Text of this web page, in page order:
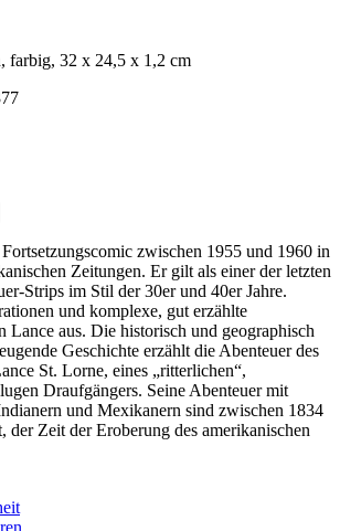
farbig, 32 x 24,5 x 1,2 cm
zwischen 1955 und 1960 in
Zeitungen. Er gilt als einer der letzten
Strips im Stil der 30er und 40er Jahre.
und komplexe, gut erzählte
Lance aus. Die historisch und geographisch
Geschichte erzählt die Abenteuer des
St. Lorne, eines „ritterlichen“,
Draufgängers. Seine Abenteuer mit
und Mexikanern sind zwischen 1834
der Zeit der Eroberung des amerikanischen